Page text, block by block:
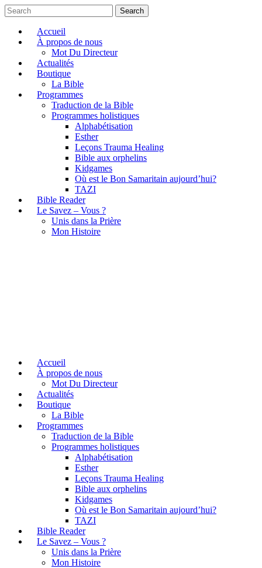
Search
Accueil
À propos de nous
Mot Du Directeur
Actualités
Boutique
La Bible
Programmes
Traduction de la Bible
Programmes holistiques
Alphabétisation
Esther
Leçons Trauma Healing
Bible aux orphelins
Kidgames
Où est le Bon Samaritain aujourd’hui?
TAZI
Bible Reader
Le Savez – Vous ?
Unis dans la Prière
Mon Histoire
Accueil
À propos de nous
Mot Du Directeur
Actualités
Boutique
La Bible
Programmes
Traduction de la Bible
Programmes holistiques
Alphabétisation
Esther
Leçons Trauma Healing
Bible aux orphelins
Kidgames
Où est le Bon Samaritain aujourd’hui?
TAZI
Bible Reader
Le Savez – Vous ?
Unis dans la Prière
Mon Histoire